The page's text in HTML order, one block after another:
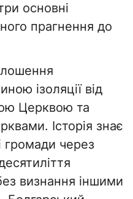
основні
прагнення до
ізоляції від
Церквою та
Історія знає
громади через
визнання іншими